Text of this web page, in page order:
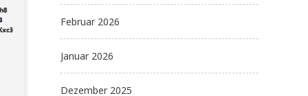
Februar 2026
Januar 2026
Dezember 2025